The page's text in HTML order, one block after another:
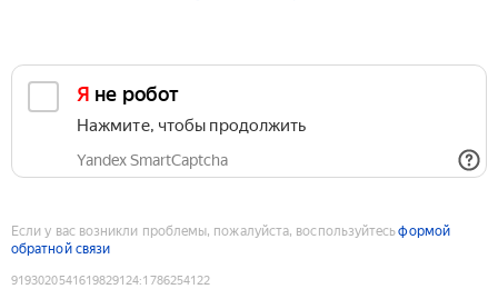
Я не робот
Нажмите, чтобы продолжить
Yandex SmartCaptcha
Если у вас возникли проблемы, пожалуйста, воспользуйтесьформой
обратной связи
9193020541619829124:1786254122